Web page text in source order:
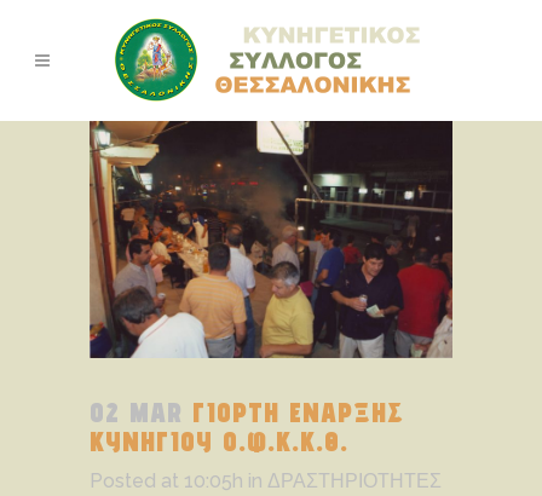
02 MAR ΓΙΟΡΤΗ ΕΝΑΡΞΗΣ
ΚΥΝΗΓΙΟΥ Ο.Φ.Κ.Κ.Θ.
Posted at 10:05h in ΔΡΑΣΤΗΡΙΟΤΗΤΕΣ